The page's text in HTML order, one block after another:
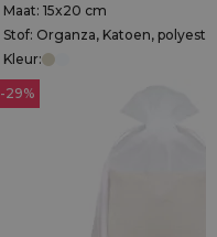
Maat: 15x20 cm
Stof: Organza, Katoen,
Kleur:
-29%